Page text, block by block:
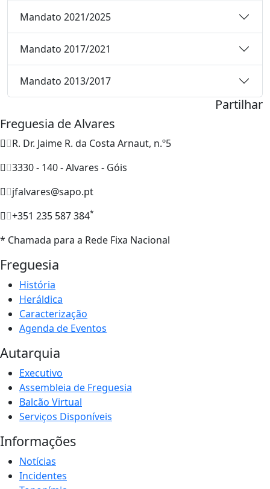
Mandato 2021/2025
Mandato 2017/2021
Mandato 2013/2017
Partilhar
Freguesia de Alvares
R. Dr. Jaime R. da Costa Arnaut, n.º5
3330 - 140 - Alvares - Góis
jfalvares@sapo.pt
+351 235 587 384*
* Chamada para a Rede Fixa Nacional
Freguesia
História
Heráldica
Caracterização
Agenda de Eventos
Autarquia
Executivo
Assembleia de Freguesia
Balcão Virtual
Serviços Disponíveis
Informações
Notícias
Incidentes